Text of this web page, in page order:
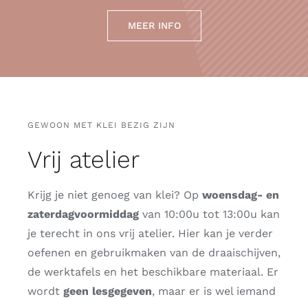
MEER INFO
GEWOON MET KLEI BEZIG ZIJN
Vrij atelier
Krijg je niet genoeg van klei? Op woensdag- en
zaterdagvoormiddag van 10:00u tot 13:00u kan
je terecht in ons vrij atelier. Hier kan je verder
oefenen en gebruikmaken van de draaischijven,
de werktafels en het beschikbare materiaal. Er
wordt geen lesgegeven, maar er is wel iemand